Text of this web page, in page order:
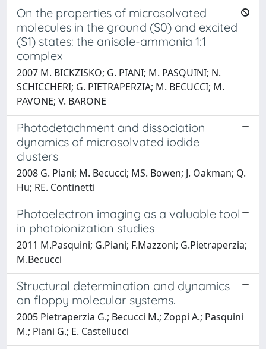
On the properties of microsolvated
molecules in the ground (S0) and excited
(S1) states: the anisole-ammonia 1:1
complex
2007 M. BICKZISKO; G. PIANI; M. PASQUINI; N.
SCHICCHERI; G. PIETRAPERZIA; M. BECUCCI; M.
PAVONE; V. BARONE
Photodetachment and dissociation
dynamics of microsolvated iodide
clusters
2008 G. Piani; M. Becucci; MS. Bowen; J. Oakman; Q.
Hu; RE. Continetti
Photoelectron imaging as a valuable tool
in photoionization studies
2011 M.Pasquini; G.Piani; F.Mazzoni; G.Pietraperzia;
M.Becucci
Structural determination and dynamics
on floppy molecular systems.
2005 Pietraperzia G.; Becucci M.; Zoppi A.; Pasquini
M.; Piani G.; E. Castellucci